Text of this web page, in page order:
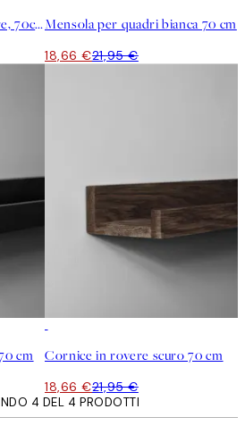
Mensola per quadri rovere, 70cmMensola per quadri bianca 70 cm
18,66 €21,95 €
cm Cornice in rovere scuro 70 cm
18,66 €21,95 €
4 DEL 4 PRODOTTI